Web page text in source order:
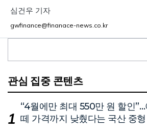
심건우 기자
gwfinance@finanace-news.co.kr
글
관심 집중 콘텐츠
“4월에만 최대 550만 원 할인
떼 가격까지 낮췄다는 국산 중형